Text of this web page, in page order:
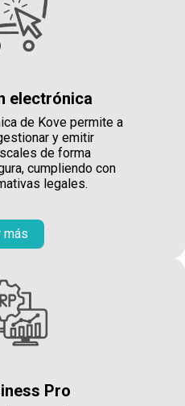
electrónica
de Kove permite a
y emitir
de forma
cumpliendo con
legales.
más
Pro